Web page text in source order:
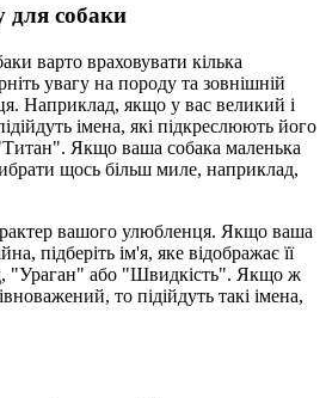
для собаки
варто враховувати кілька
увагу на породу та зовнішній
Наприклад, якщо у вас великий і
імена, які підкреслюють його
Якщо ваша собака маленька
щось більш миле, наприклад,
вашого улюбленця. Якщо ваша
підберіть ім'я, яке відображає її
"Ураган" або "Швидкість". Якщо ж
то підійдуть такі імена,